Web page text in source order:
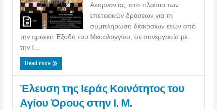
Ακαρνανίας, στο πλαίσιο των
επετειακών δράσεων για τη
συμπλήρωση διακοσίων ετών από
την ηρωική Έξοδο του Μεσολογγίου, σε συνεργασία με
την Ι...
Read more
Έλευση της Ιεράς Κοινότητος του
Αγίου Όρους στην Ι. Μ.